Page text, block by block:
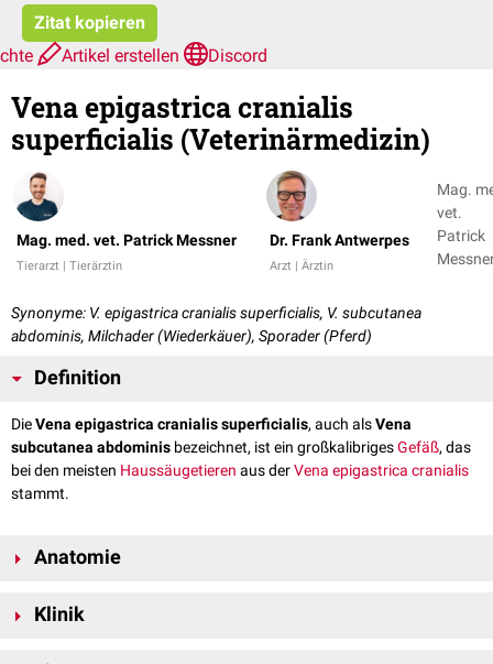
Zitat kopieren
Artikel erstellen Discord
Vena epigastrica cranialis
superficialis (Veterinärmedizin)
Mag. med. vet. Patrick Messner
Tierarzt | Tierärztin
Dr. Frank Antwerpes
Arzt | Ärztin
Mag.
vet.
Patrick
Synonyme: V. epigastrica cranialis superficialis, V. subcutanea
abdominis, Milchader (Wiederkäuer), Sporader (Pferd)
Definition
DieVena epigastrica cranialis superficialis, auch alsVena
subcutanea abdominis bezeichnet, ist ein großkalibrigesGefäß, das
bei den meisten Haussäugetieren aus derVena epigastrica cranialis
stammt.
Anatomie
Bauchmuskulatur
Klinik